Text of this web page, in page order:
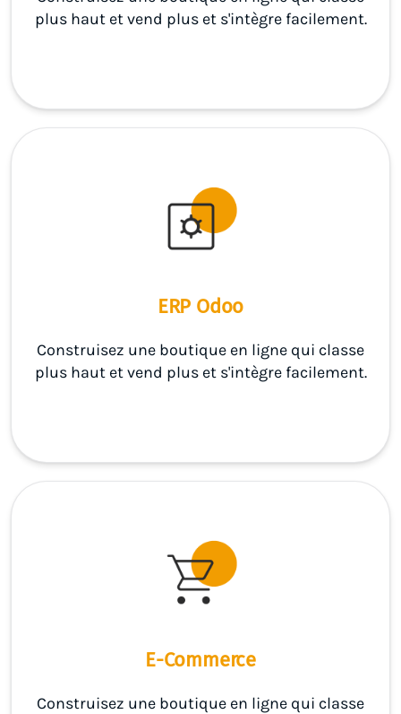
plus haut et vend plus et s'intègre facilement.
ERP Odoo
Construisez une boutique en ligne qui classe
plus haut et vend plus et s'intègre facilement.
E-Commerce
Construisez une boutique en ligne qui classe